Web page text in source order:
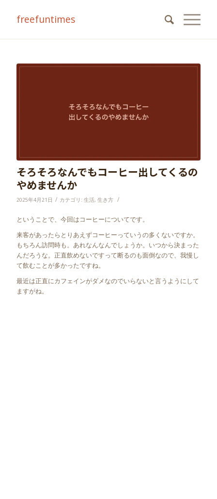
freefuntimes
そろそろなんでもコーヒー出してくるの
やめませんか
2025年4月21日 / カテゴリ: 生活, 生き方 /
ということで、今回はコーヒーについてです。
来客があったらとりあえずコーヒーっていうの多くないですか。
もちろん訪問時も。あれなんなんでしょうか。いつから決まった
んだろうな。正直飲めないですって断るのも面倒なので、我慢し
て飲むことが多かったですね。
最近は正直にカフェインがダメなのでいらないと言うようにして
ますがね。